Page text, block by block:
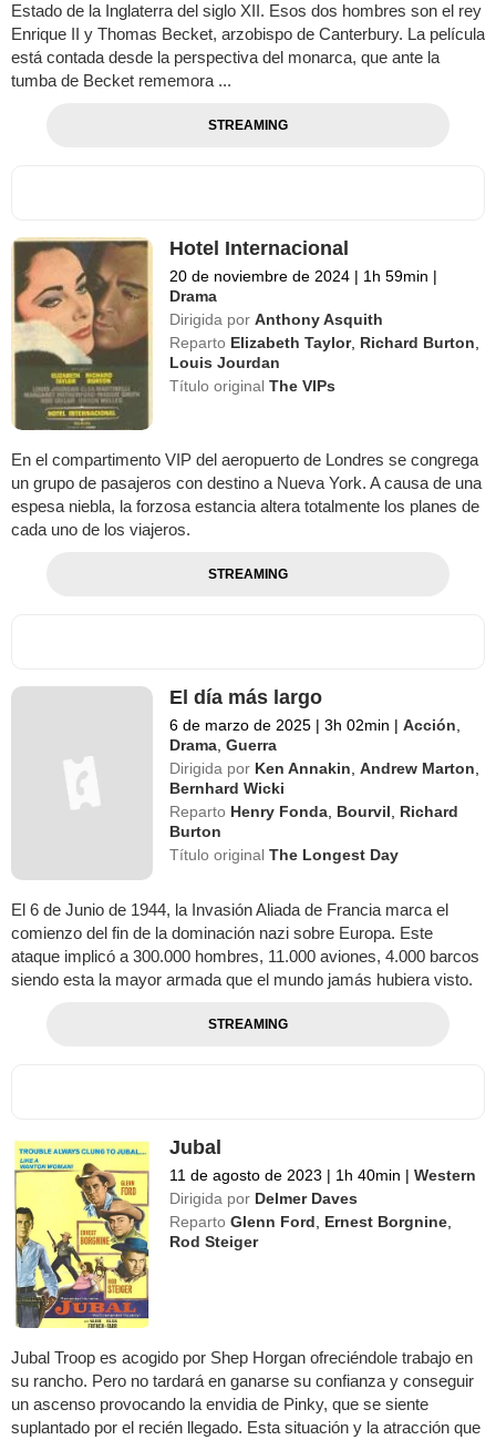
Estado de la Inglaterra del siglo XII. Esos dos hombres son el rey
Enrique II y Thomas Becket, arzobispo de Canterbury. La película
está contada desde la perspectiva del monarca, que ante la
tumba de Becket rememora ...
STREAMING
Hotel Internacional
20 de noviembre de 2024 | 1h 59min |
Drama
Dirigida por Anthony Asquith
Reparto Elizabeth Taylor, Richard Burton
Louis Jourdan
Título originalThe VIPs
En el compartimento VIP del aeropuerto de Londres se congrega
un grupo de pasajeros con destino a Nueva York. A causa de una
espesa niebla, la forzosa estancia altera totalmente los planes de
cada uno de los viajeros.
STREAMING
El día más largo
6 de marzo de 2025 | 3h 02min | Acción,
Drama,Guerra
Dirigida por Ken Annakin,Andrew Marton,
Bernhard Wicki
Reparto Henry Fonda, Bourvil, Richard
Burton
Título originalThe Longest Day
El 6 de Junio de 1944, la Invasión Aliada de Francia marca el
comienzo del fin de la dominación nazi sobre Europa. Este
ataque implicó a 300.000 hombres, 11.000 aviones, 4.000 barcos
siendo esta la mayor armada que el mundo jamás hubiera visto.
STREAMING
Jubal
11 de agosto de 2023 | 1h 40min | Western
Dirigida por Delmer Daves
Reparto Glenn Ford Ernest Borgnine
Rod Steiger
Jubal Troop es acogido por Shep Horgan ofreciéndole trabajo en
su rancho. Pero no tardará en ganarse su confianza y conseguir
un ascenso provocando la envidia de Pinky, que se siente
suplantado por el recién llegado. Esta situación y la atracción que